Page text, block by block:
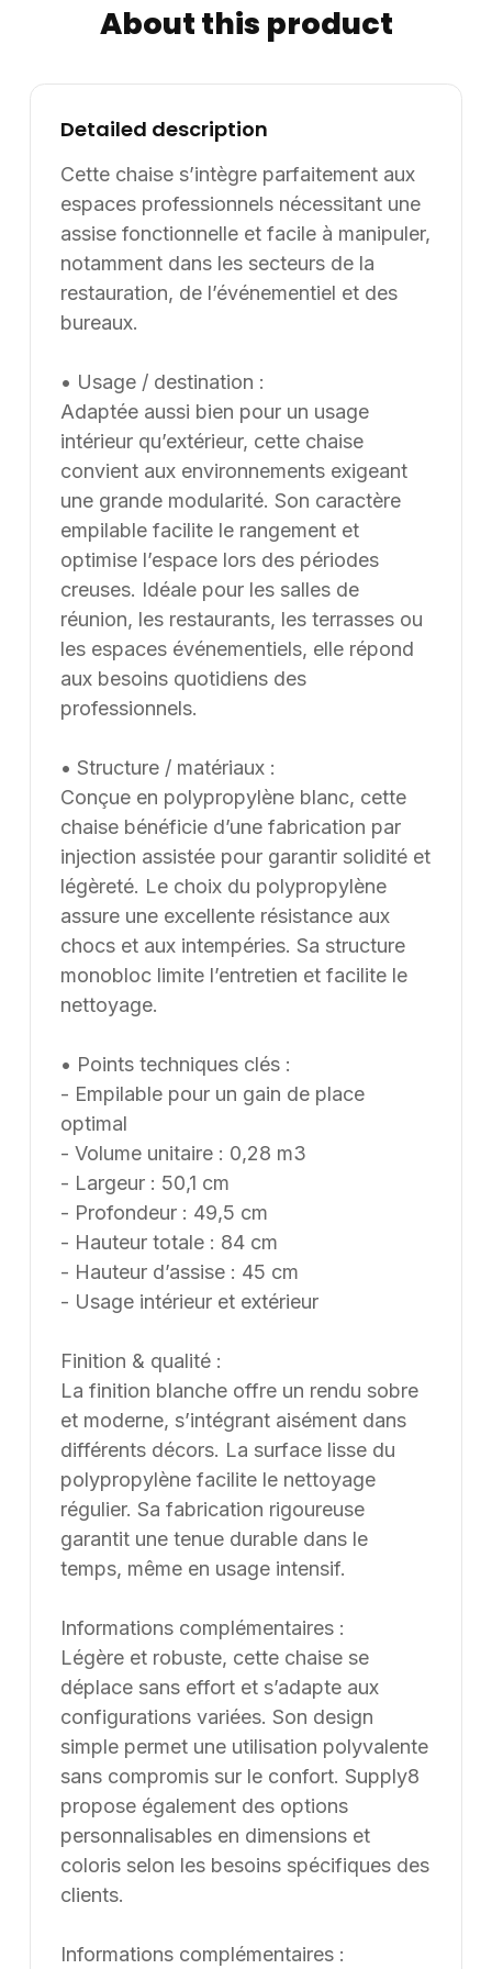
personnalisables en dimensions et coloris selon les
complémentaires : Dimensions / données disponibles :
professionnels de la restauration, de l’hôtellerie, de
l’événementiel et des environnements de travail dans
leurs projets d’aménagement, en France et à
l’international. Les modèles présentés au catalogue
sont adaptables sur mesure, notamment en termes de
dimensions, de finitions et de coloris, selon les besoins
du client. Nous pouvons également développer des
solutions sur mesure à partir d’une feuille blanche,
contraintes et les usages spécifiques.
About this product
Detailed description
Cette chaise s’intègre parfaitement aux
espaces professionnels nécessitant une
assise fonctionnelle et facile à manipuler,
notamment dans les secteurs de la
restauration, de l’événementiel et des
bureaux.
• Usage / destination :
Adaptée aussi bien pour un usage
intérieur qu’extérieur, cette chaise
convient aux environnements exigeant
une grande modularité. Son caractère
empilable facilite le rangement et
optimise l’espace lors des périodes
creuses. Idéale pour les salles de
réunion, les restaurants, les terrasses ou
les espaces événementiels, elle répond
aux besoins quotidiens des
professionnels.
• Structure / matériaux :
Conçue en polypropylène blanc, cette
chaise bénéficie d’une fabrication par
injection assistée pour garantir solidité et
légèreté. Le choix du polypropylène
assure une excellente résistance aux
chocs et aux intempéries. Sa structure
monobloc limite l’entretien et facilite le
nettoyage.
• Points techniques clés :
- Empilable pour un gain de place
optimal
- Volume unitaire : 0,28 m3
- Largeur : 50,1 cm
- Profondeur : 49,5 cm
- Hauteur totale : 84 cm
- Hauteur d’assise : 45 cm
- Usage intérieur et extérieur
Finition & qualité :
La finition blanche offre un rendu sobre
et moderne, s’intégrant aisément dans
différents décors. La surface lisse du
polypropylène facilite le nettoyage
régulier. Sa fabrication rigoureuse
garantit une tenue durable dans le
temps, même en usage intensif.
Informations complémentaires :
Légère et robuste, cette chaise se
déplace sans effort et s’adapte aux
configurations variées. Son design
simple permet une utilisation polyvalente
sans compromis sur le confort. Supply8
propose également des options
personnalisables en dimensions et
coloris selon les besoins spécifiques des
clients.
Informations complémentaires :